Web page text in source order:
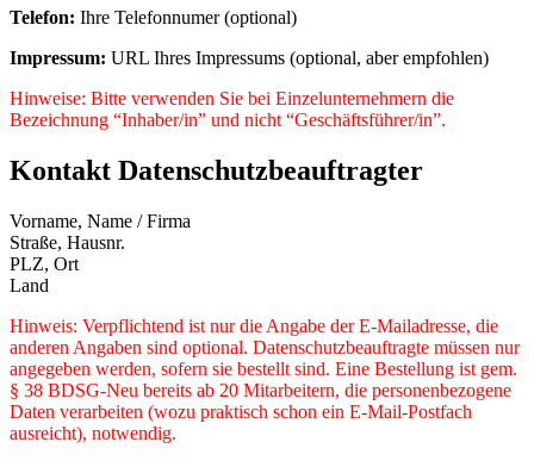
Telefon: Ihre Telefonnumer (optional)
Impressum: URL Ihres Impressums (optional, aber empfohlen)
Hinweise: Bitte verwenden Sie bei Einzelunternehmern die
Bezeichnung “Inhaber/in” und nicht “Geschäftsführer/in”.
Kontakt Datenschutzbeauftragter
Vorname, Name / Firma
Straße, Hausnr.
PLZ, Ort
Land
Hinweis: Verpflichtend ist nur die Angabe der E-Mailadresse, die
anderen Angaben sind optional. Datenschutzbeauftragte müssen nur
angegeben werden, sofern sie bestellt sind. Eine Bestellung ist gem.
§ 38 BDSG-Neu bereits ab 20 Mitarbeitern, die personenbezogene
Daten verarbeiten (wozu praktisch schon ein E-Mail-Postfach
ausreicht), notwendig.